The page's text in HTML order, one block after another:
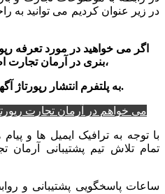
در زیر عنوان کردیم می توانید به
اگر می خواهید در مورد تعرفه
بنریدر آرمان تجارت اطلاعات کسب نمایید،
به پلتفرم انتشار رپورتاژ آگهی تریبون مراجعه نمایید.
می خواهم در آرمان تجارت
با توجه به ترافیک ایمیل ها و
تمام تلاش تیم پشتیبانی
ساعات پاسخگویی پشتیبانی و